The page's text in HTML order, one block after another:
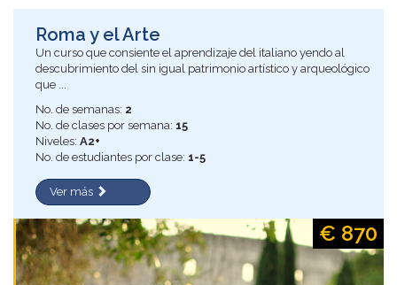
Roma y el Arte
Un curso que consiente el aprendizaje del italiano yendo al
descubrimiento del sin igual patrimonio artístico y arqueológico
que ...
No. de semanas: 2
No. de clases por semana: 15
Niveles: A2+
No. de estudiantes por clase: 1-5
Ver más
€ 870